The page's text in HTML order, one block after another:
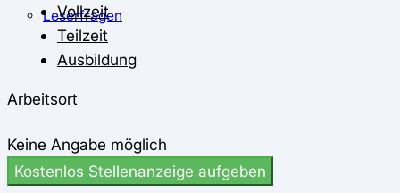
Leserfragen
Vollzeit
Teilzeit
Ausbildung
Arbeitsort
Keine Angabe möglich
Kostenlos Stellenanzeige aufgeben